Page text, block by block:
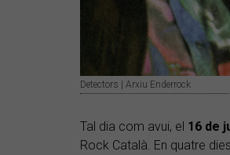
Detectors | Arxiu Enderrock
Tal dia com avui, el 16 de
Rock Català. En quatre